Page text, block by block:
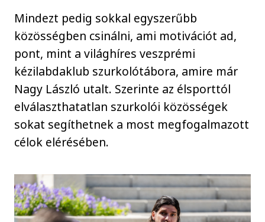
Mindezt pedig sokkal egyszerűbb
közösségben csinálni, ami motivációt ad,
pont, mint a világhíres veszprémi
kézilabdaklub szurkolótábora, amire már
Nagy László utalt. Szerinte az élsporttól
elválaszthatatlan szurkolói közösségek
sokat segíthetnek a most megfogalmazott
célok elérésében.